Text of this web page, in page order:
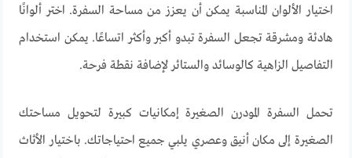
اختيار الألوان المناسبة يمكن أن يعزز من مساحة السفرة. اختر ألوانًا
هادئة ومشرقة تجعل السفرة تبدو أكبر وأكثر اتساعًا. يمكن استخدام
التفاصيل الزاهية كالوسائد والستائر لإضافة نقطة فرحة.
تحمل السفرة المودرن الصغيرة إمكانيات كبيرة لتحويل مساحتك
الصغيرة إلى مكان أنيق وعصري يلبي جميع احتياجاتك. باختيار الأثاث